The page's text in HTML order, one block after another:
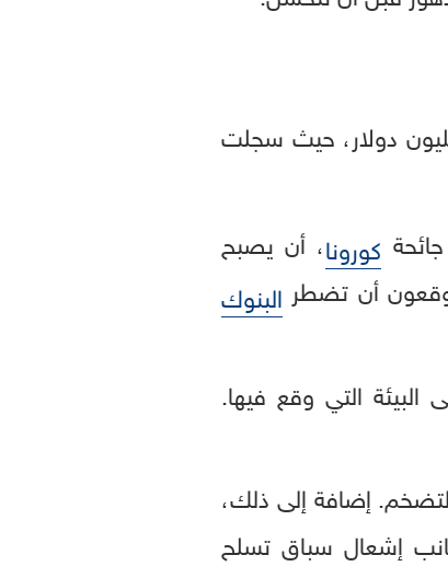
قيمتها أكثر من 50 تريليون دولار، حيث سجلت
كورونا، أن يصبح
أن تضطر البنوك
التي وقع فيها.
إضافة إلى ذلك،
إشعال سباق تسلح